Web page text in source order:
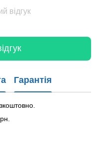
відгук
Гарантія